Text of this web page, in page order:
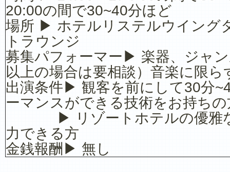
20:00の間で30~40分ほど
場所 ▶ ホテルリステルウイン
トラウンジ
募集パフォーマー▶ 楽器、ジャ
以上の場合は要相談）音楽に限ら
出演条件▶ 観客を前にして30分
ーマンスができる技術をお持ちの
▶ リゾートホテルの優雅な
力できる方
金銭報酬▶ 無し